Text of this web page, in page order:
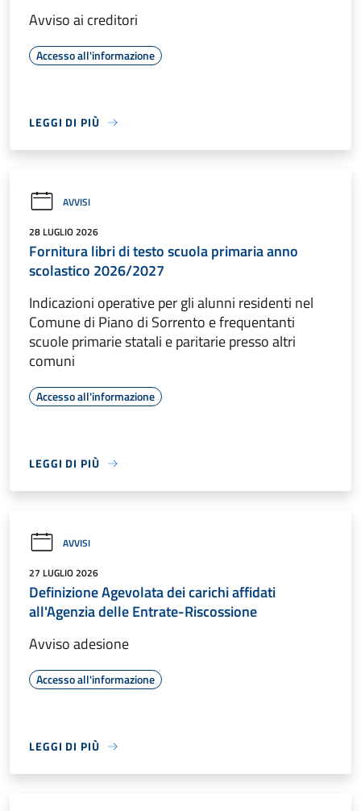
Avviso ai creditori
Accesso all'informazione
LEGGI DI PIÙ
AVVISI
28 LUGLIO 2026
Fornitura libri di testo scuola primaria anno
scolastico 2026/2027
Indicazioni operative per gli alunni residenti nel
Comune di Piano di Sorrento e frequentanti
scuole primarie statali e paritarie presso altri
comuni
Accesso all'informazione
LEGGI DI PIÙ
AVVISI
27 LUGLIO 2026
Definizione Agevolata dei carichi affidati
all'Agenzia delle Entrate-Riscossione
Avviso adesione
Accesso all'informazione
LEGGI DI PIÙ